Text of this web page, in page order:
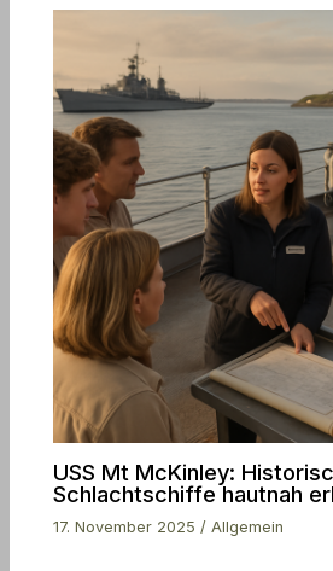
USS Mt McKinley:
Schlachtschiffe hautnah
17. November 2025 / Allgemein